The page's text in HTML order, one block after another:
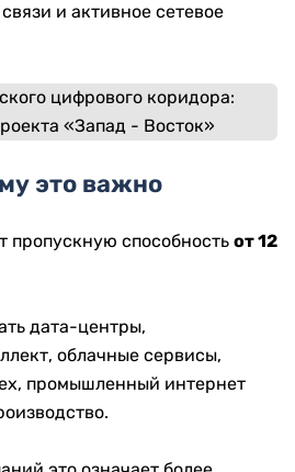
и активное сетевое
это важно
пропускную способность от 12
дата-центры,
облачные сервисы,
промышленный интернет